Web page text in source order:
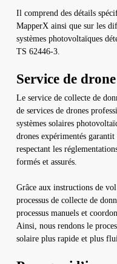
Il comprend des détails
MapperX ainsi que sur les
systèmes photovoltaïques
TS 62446-3.
Service de
Le service de collecte de
de services de drones
systèmes solaires
drones expérimentés
respectant les
formés et assurés.
Grâce aux instructions de
processus de collecte de
processus manuels et
Ainsi, nous rendons le
solaire plus rapide et plus